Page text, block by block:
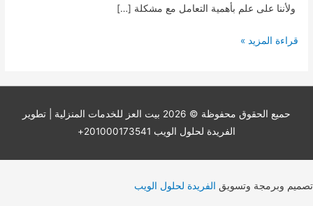
ولأننا على علم بأهمية التعامل مع مشكلة […]
شركة
بالرياض
قراءة المزيد »
حميع الحقوق محفوظة © 2026 بيت العز للخدمات المنزلية | تطوير
الفريدة لحلول الويب 201000173541+
تصميم وبرمجة وتسويق الفريدة لحلول الويب